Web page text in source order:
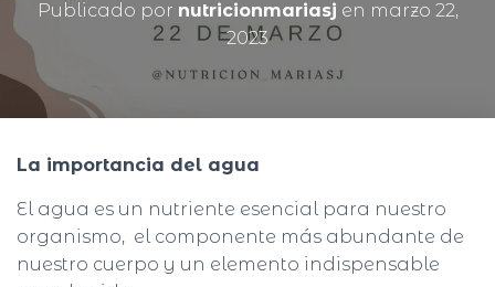
D
A
Publicado por nutricionmariasj en marzo 22,
2023
La importancia del agua
El agua es un nutriente esencial para nuestro
organismo, el componente más abundante de
nuestro cuerpo y un elemento indispensable